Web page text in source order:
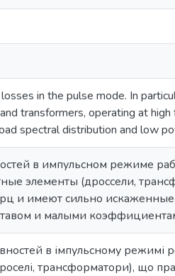
in the pulse mode. In
transformers, operating at
spectral distribution and low
в импульсном режиме
элементы (дроссели,
и имеют сильно
и малыми
в імпульсному режимі
трансформатори), що